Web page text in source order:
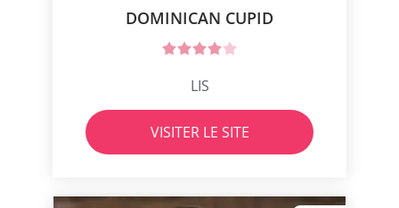
DOMINICAN CUPID
LIS
VISITER LE SITE